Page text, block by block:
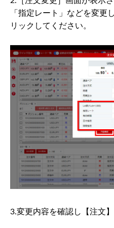
「指定レート」などを変更
リックしてください。
3.変更内容を確認し【注文